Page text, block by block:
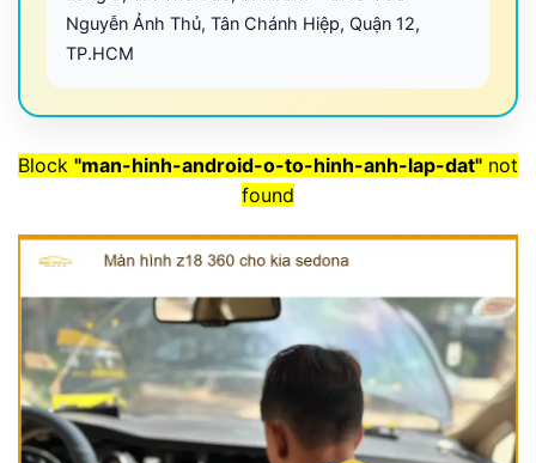
Nguyễn Ảnh Thủ, Tân Chánh Hiệp, Quận 12,
TP.HCM
Block "man-hinh-android-o-to-hinh-anh-lap-dat" not
found